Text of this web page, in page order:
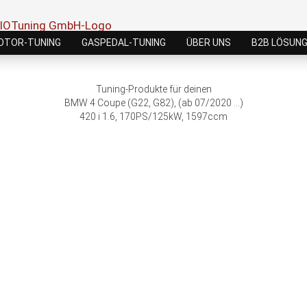
TUNING GASPEDAL-TUNING ÜBER UNS B2B
Tuning-Produkte für deinen
BMW 4 Coupe (G22, G82), (ab 07/2020 ...)
420 i 1.6, 170PS/125kW, 1597ccm